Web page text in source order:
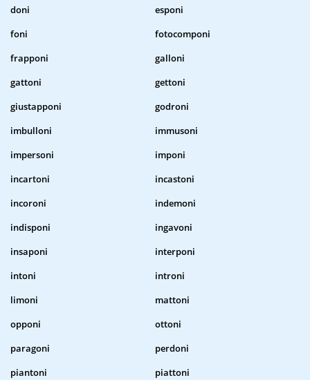
doni
esponi
foni
fotocomponi
frapponi
galloni
gattoni
gettoni
giustapponi
godroni
imbulloni
immusoni
impersoni
imponi
incartoni
incastoni
incoroni
indemoni
indisponi
ingavoni
insaponi
interponi
intoni
introni
limoni
mattoni
opponi
ottoni
paragoni
perdoni
piantoni
piattoni